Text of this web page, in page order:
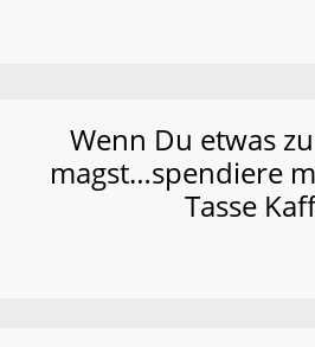
Wenn Du etwas
magst…spendiere
Tasse